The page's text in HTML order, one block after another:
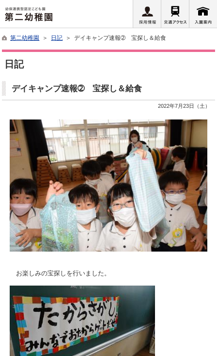
第二幼稚園 ＞ 日記 ＞ デイキャンプ速報➁ 宝探し＆給食
日記
デイキャンプ速報➁ 宝探し＆給食
2022年7月23日（土）
お楽しみの宝探しを行いました。